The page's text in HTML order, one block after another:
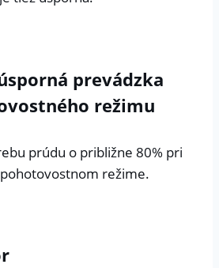
prevádzka
režimu
prúdu o približne 80% pri
režime.